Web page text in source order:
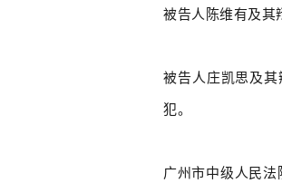
被告人陈维有及其
被告人庄凯思及
犯。
广州市中级人民